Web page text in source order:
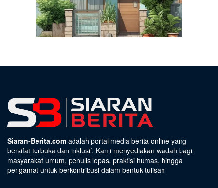
Siaran-Berita.com adalah portal media berita online yang
bersifat terbuka dan inklusif. Kami menyediakan wadah bagi
masyarakat umum, penulis lepas, praktisi humas, hingga
pengamat untuk berkontribusi dalam bentuk tulisan